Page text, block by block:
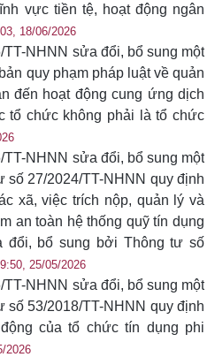
vực tiền tệ, hoạt động ngân
18/06/2026
NHNN sửa đổi, bổ sung một
quy phạm pháp luật về quản
đến hoạt động cung ứng dịch
tổ chức không phải là tổ chức
NHNN sửa đổi, bổ sung một
số 27/2024/TT-NHNN quy định
xã, việc trích nộp, quản lý và
an toàn hệ thống quỹ tín dụng
đổi, bổ sung bởi Thông tư số
25/05/2026
NHNN sửa đổi, bổ sung một
số 53/2018/TT-NHNN quy định
của tổ chức tín dụng phi
2026